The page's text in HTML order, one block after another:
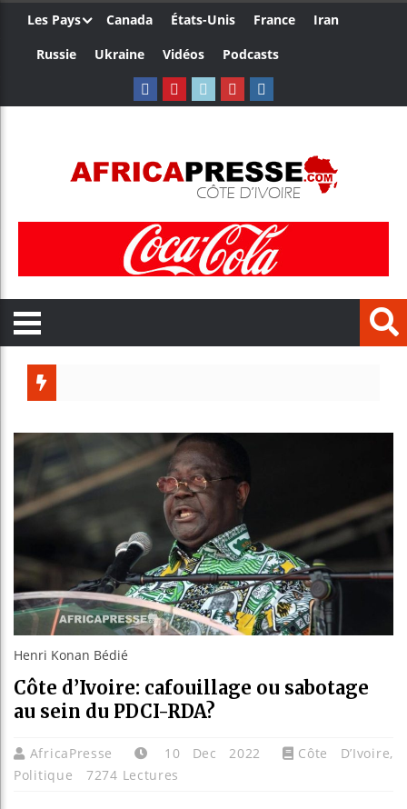
Les Pays Canada États-Unis France
Iran
Russie
Ukraine Vidéos Podcasts
Bénin
Aliko
Henri Konan Bédié
Côte d’Ivoire: cafouillage ou sabotage
au sein du PDCI-RDA?
AfricaPresse 10 Dec 2022 Côte D’Ivoire,
Politique
7274 Lectures